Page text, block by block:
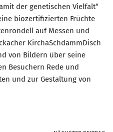
der genetischen Vielfalt“
biozertifizierten Früchte
auf Messen und
KirchaSchdammDisch
von Bildern über seine
Besuchern Rede und
und zur Gestaltung von